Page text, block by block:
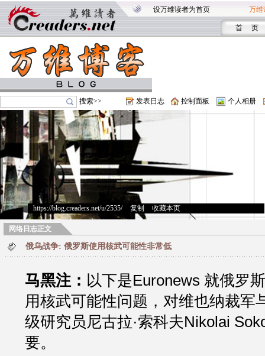
设万维读者为首页 万维
首 页
搜索>> 发表日志 控制面板 个人相册
https://blog.creaders.net/u/2535/> 复制 收藏本页
网络日志正文
俄乌战争: 俄罗斯使用核武可能性非常低
马黑注： 以下是Euronews 就俄罗
用核武可能性问题，对维也纳裁军
级研究员尼古拉·索科夫Nikolai
要。